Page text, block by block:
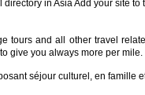
in Asia Add your site
tours and all other travel
give you always more per mile.
séjour culturel, en famille